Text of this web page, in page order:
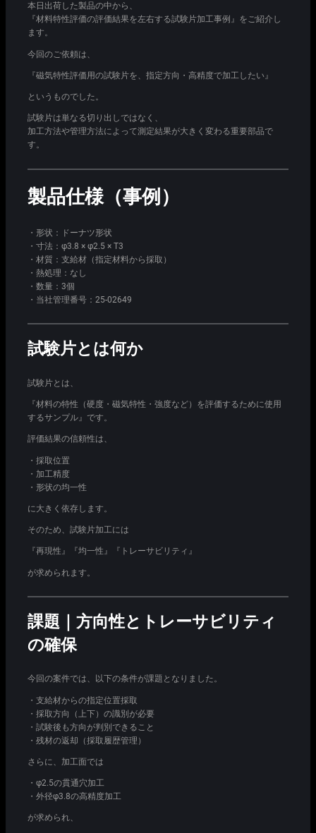
本日出荷した製品の中から、
『材料特性評価の評価結果を左右する試験片加工事例』をご紹介し
ます。
今回のご依頼は、
『磁気特性評価用の試験片を、指定方向・高精度で加工したい』
というものでした。
試験片は単なる切り出しではなく、
加工方法や管理方法によって測定結果が大きく変わる重要部品で
す。
製品仕様（事例）
・形状：ドーナツ形状
・寸法：φ3.8 × φ2.5 × T3
・材質：支給材（指定材料から採取）
・熱処理：なし
・数量：3個
・当社管理番号：25-02649
試験片とは何か
試験片とは、
『材料の特性（硬度・磁気特性・強度など）を評価するために使用
するサンプル』です。
評価結果の信頼性は、
・採取位置
・加工精度
・形状の均一性
に大きく依存します。
そのため、試験片加工には
『再現性』『均一性』『トレーサビリティ』
が求められます。
課題｜方向性とトレーサビリティ
の確保
今回の案件では、以下の条件が課題となりました。
・支給材からの指定位置採取
・採取方向（上下）の識別が必要
・試験後も方向が判別できること
・残材の返却（採取履歴管理）
さらに、加工面では
・φ2.5の貫通穴加工
・外径φ3.8の高精度加工
が求められ、